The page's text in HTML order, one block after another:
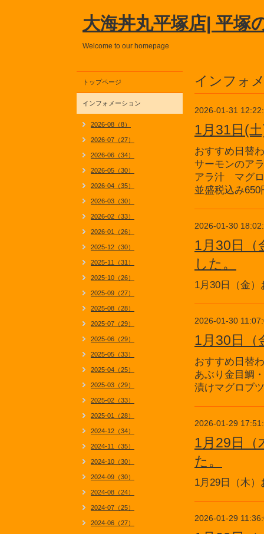
大海丼丸平塚店| 平塚
Welcome to our homepage
インフォ
2026-01-31
1月31日(
おすすめ日替
サーモンのア
アラ汁 マグ
並盛税込み650
2026-01-30
1月30日（
した。
1月30日（金
2026-01-30
1月30日（
おすすめ日替
あぶり金目鯛
漬けマグロブ
2026-01-29
1月29日（
た。
1月29日（木
2026-01-29
トップページ
インフォメーション
2026-08（8）
2026-07（27）
2026-06（34）
2026-05（30）
2026-04（35）
2026-03（30）
2026-02（33）
2026-01（26）
2025-12（30）
2025-11（31）
2025-10（26）
2025-09（27）
2025-08（28）
2025-07（29）
2025-06（29）
2025-05（33）
2025-04（25）
2025-03（29）
2025-02（33）
2025-01（28）
2024-12（34）
2024-11（35）
2024-10（30）
2024-09（30）
2024-08（24）
2024-07（25）
2024-06（27）